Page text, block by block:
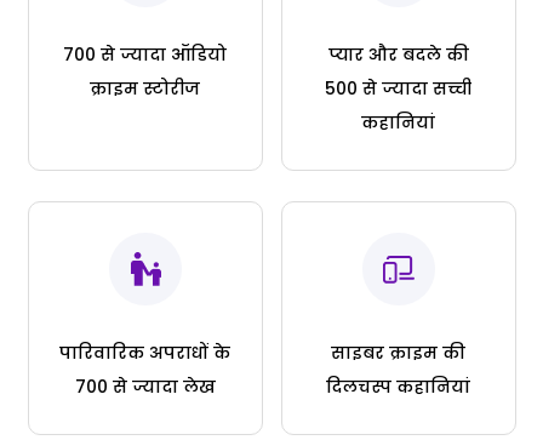
700 से ज्यादा ऑडियो
क्राइम स्टोरीज
प्यार और बदले की
500 से ज्यादा सच्ची
कहानियां
पारिवारिक अपराधों के
700 से ज्यादा लेख
साइबर क्राइम की
दिलचस्प कहानियां